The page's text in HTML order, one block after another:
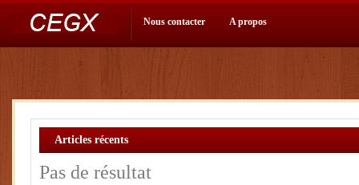
Nous contacter A propos
Articles récents
Pas de résultat